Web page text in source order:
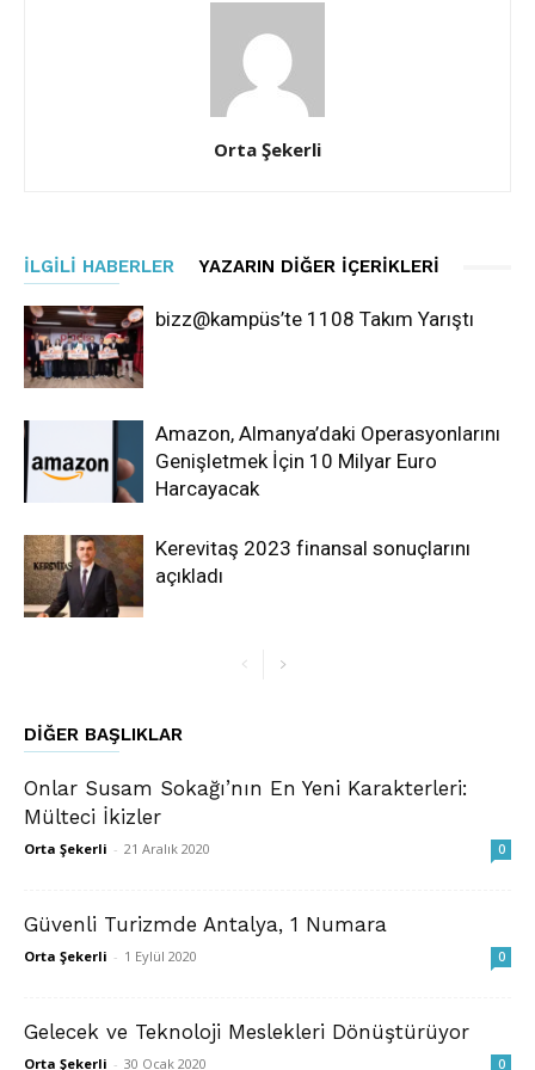
Orta Şekerli
İLGILI HABERLER YAZARIN DIĞER İÇERIKLERI
bizz@kampüs’te 1108 Takım Yarıştı
Amazon, Almanya’daki Operasyonlarını
Genişletmek İçin 10 Milyar Euro
Harcayacak
Kerevitaş 2023 finansal sonuçlarını
açıkladı
DIĞER BAŞLIKLAR
Onlar Susam Sokağı’nın En Yeni Karakterleri:
Mülteci İkizler
Orta Şekerli - 21 Aralık 2020 0
Güvenli Turizmde Antalya, 1 Numara
Orta Şekerli - 1 Eylül 2020 0
Gelecek ve Teknoloji Meslekleri Dönüştürüyor
Orta Şekerli - 30 Ocak 2020 0